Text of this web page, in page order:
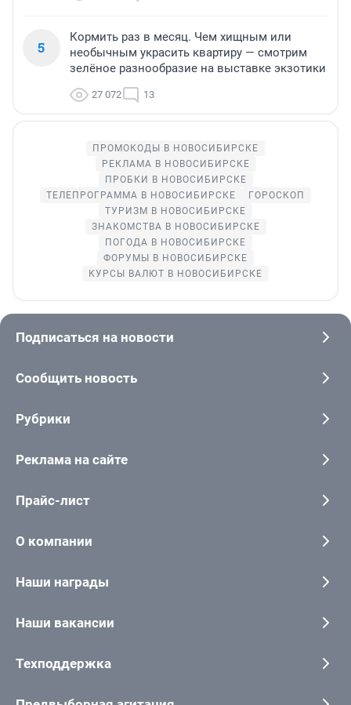
5
Кормить раз в месяц. Чем хищным или
необычным украсить квартиру — смотрим
зелёное разнообразие на выставке экзотики
27 072 13
ПРОМОКОДЫ В НОВОСИБИРСКЕ
РЕКЛАМА В НОВОСИБИРСКЕ
ПРОБКИ В НОВОСИБИРСКЕ
ТЕЛЕПРОГРАММА В НОВОСИБИРСКЕ
ГОРОСКОП
ТУРИЗМ В НОВОСИБИРСКЕ
ЗНАКОМСТВА В НОВОСИБИРСКЕ
ПОГОДА В НОВОСИБИРСКЕ
ФОРУМЫ В НОВОСИБИРСКЕ
КУРСЫ ВАЛЮТ В НОВОСИБИРСКЕ
Подписаться на новости
Сообщить новость
Рубрики
Реклама на сайте
Прайс-лист
О компании
Наши награды
Наши вакансии
Техподдержка